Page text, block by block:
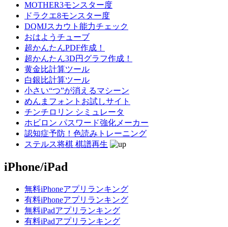
MOTHER3モンスター度
ドラクエ8モンスター度
DQMJスカウト能力チェック
おはようチューブ
超かんたんPDF作成！
超かんたん3D円グラフ作成！
黄金比計算ツール
白銀比計算ツール
小さい“つ”が消えるマシーン
めんまフォントお試しサイト
チンチロリン シミュレータ
ホビロン パスワード強化メーカー
認知症予防！色読みトレーニング
ステルス将棋 棋譜再生
iPhone/iPad
無料iPhoneアプリランキング
有料iPhoneアプリランキング
無料iPadアプリランキング
有料iPadアプリランキング